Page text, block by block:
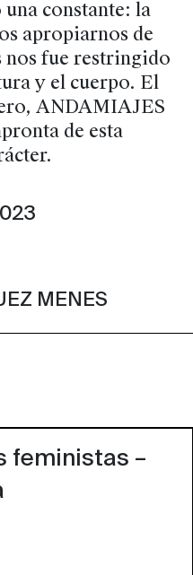
constante: la
apropiarnos de
nos fue restringido
y el cuerpo. El
ANDAMIAJES
de esta
MENES
feministas –